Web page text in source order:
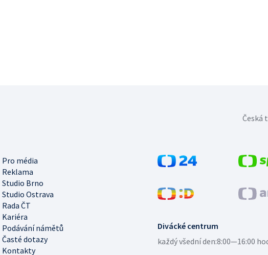
Divácké centrum
každý všední den:8:00—16:00
Pro média
Reklama
Studio Brno
Studio Ostrava
Rada ČT
Kariéra
Podávání námětů
Časté dotazy
Kontakty
Česká